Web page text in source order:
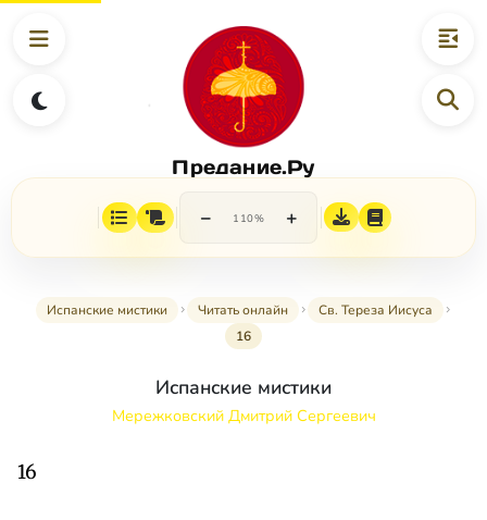
Предание.Ру
− 110% +
Испанские мистики Читать онлайн
Св. Тереза Иисуса
16
Испанские мистики
Мережковский Дмитрий Сергеевич
16